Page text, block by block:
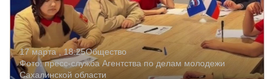
17 марта , 18:25Общество
Фото:пресс-служба Агентства по делам молодежи
Сахалинской области